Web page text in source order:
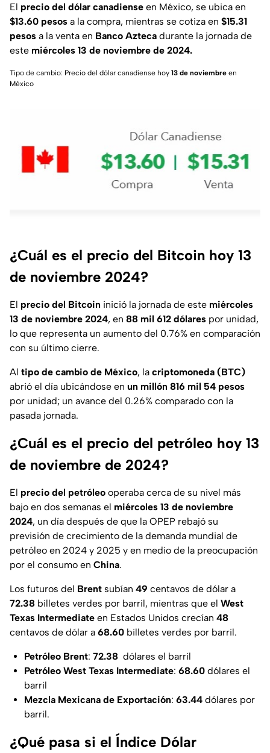
El precio del dólar canadiense en México, se ubica en
$13.60 pesos a la compra, mientras se cotiza en $15.31
pesos a la venta en Banco Azteca durante la jornada de
este miércoles 13 de noviembre de 2024.
Tipo de cambio: Precio del dólar canadiense hoy 13 de noviembre en
México
¿Cuál es el precio del Bitcoin hoy 13
de noviembre 2024?
El precio del Bitcoin inició la jornada de este miércoles
13 de noviembre 2024, en 88 mil 612 dólares por unidad,
lo que representa un aumento del 0.76% en comparación
con su último cierre.
Al tipo de cambio de México, la criptomoneda (BTC)
abrió el día ubicándose en un millón 816 mil 54 pesos
por unidad; un avance del 0.26% comparado con la
pasada jornada.
¿Cuál es el precio del petróleo hoy 13
de noviembre de 2024?
El precio del petróleo operaba cerca de su nivel más
bajo en dos semanas el miércoles 13 de noviembre
2024, un día después de que la OPEP rebajó su
previsión de crecimiento de la demanda mundial de
petróleo en 2024 y 2025 y en medio de la preocupación
por el consumo en China.
Los futuros del Brent subían 49 centavos de dólar a
72.38 billetes verdes por barril, mientras que el West
Texas Intermediate en Estados Unidos crecían 48
centavos de dólar a 68.60 billetes verdes por barril.
Petróleo Brent: 72.38 dólares el barril
Petróleo West Texas Intermediate: 68.60 dólares el
barril
Mezcla Mexicana de Exportación: 63.44 dólares por
barril.
¿Qué pasa si el Índice Dólar